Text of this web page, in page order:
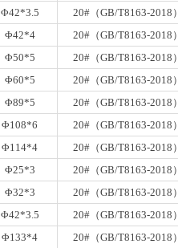
Φ42*3.5 20#（GB/T8163-2018）
Φ42*4 20#（GB/T8163-2018）
Φ50*5 20#（GB/T8163-2018）
Φ60*5 20#（GB/T8163-2018）
Φ89*5 20#（GB/T8163-2018）
Φ108*6 20#（GB/T8163-2018）
Φ114*4 20#（GB/T8163-2018）
Φ25*3 20#（GB/T8163-2018）
Φ32*3 20#（GB/T8163-2018）
Φ42*3.5 20#（GB/T8163-2018）
Φ133*4 20#（GB/T8163-2018）